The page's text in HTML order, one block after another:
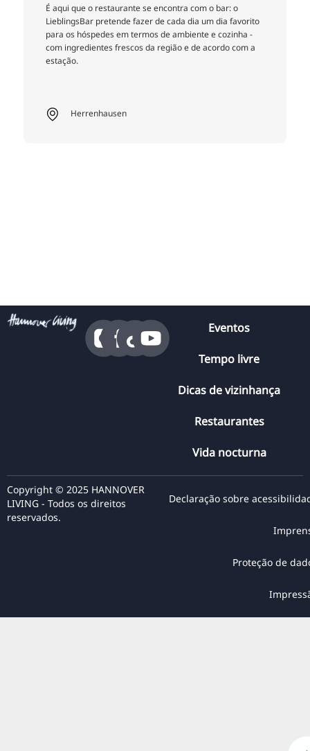
É aqui que o restaurante se encontra com o bar: o
LieblingsBar pretende fazer de cada dia um dia favorito
para os hóspedes em termos de ambiente e cozinha -
com ingredientes frescos da região e de acordo com a
estação.
Herrenhausen
Eventos
Tempo livre
Dicas de vizinhança
Restaurantes
Vida nocturna
Copyright © 2025 HANNOVER
LIVING - Todos os direitos
reservados.
Declaração sobre
Proteção de